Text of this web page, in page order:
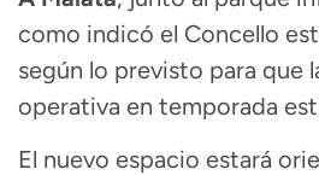
como indicó el Concello
según lo previsto para que
operativa en temporada
El nuevo espacio estará